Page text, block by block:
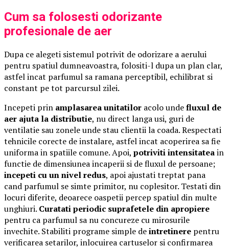
Cum sa folosesti odorizante
profesionale de aer
Dupa ce alegeti sistemul potrivit de odorizare a aerului
pentru spatiul dumneavoastra, folositi-l dupa un plan clar,
astfel incat parfumul sa ramana perceptibil, echilibrat si
constant pe tot parcursul zilei.
Incepeti prin amplasarea unitatilor acolo undefluxul de
aer ajuta la distributie, nu direct langa usi, guri de
ventilatie sau zonele unde stau clientii la coada. Respectati
tehnicile corecte de instalare, astfel incat acoperirea sa fie
uniforma in spatiile comune. Apoi, potriviti intensitateain
functie de dimensiunea incaperii si de fluxul de persoane;
incepeti cu un nivel redus, apoi ajustati treptat pana
cand parfumul se simte primitor, nu coplesitor. Testati din
locuri diferite, deoarece oaspetii percep spatiul din multe
unghiuri. Curatati periodic suprafetele din apropiere
pentru ca parfumul sa nu concureze cu mirosurile
invechite. Stabiliti programe simple deintretinere pentru
verificarea setarilor, inlocuirea cartuselor si confirmarea